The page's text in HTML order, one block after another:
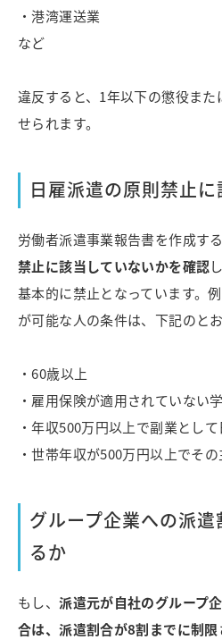
・港湾運送業
など
違反すると、1年以下の懲役ま
せられます。
日雇派遣の原則禁止
労働者派遣事業報告書を作成する
禁止に該当していないかを確認
基本的に禁止となっています。
が可能な人の条件は、下記のとお
・60歳以上
・雇用保険が適用されていない
・年収500万円以上で副業とし
・世帯年収が500万円以上でそ
グループ企業への派
るか
もし、派遣元が自社のグループ
合は、派遣割合が8割までに制限